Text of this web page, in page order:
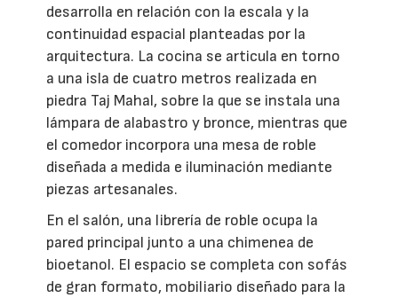
desarrolla en relación con la escala y la
continuidad espacial planteadas por la
arquitectura. La cocina se articula en torno
a una isla de cuatro metros realizada en
piedra Taj Mahal, sobre la que se instala una
lámpara de alabastro y bronce, mientras que
el comedor incorpora una mesa de roble
diseñada a medida e iluminación mediante
piezas artesanales.
En el salón, una librería de roble ocupa la
pared principal junto a una chimenea de
bioetanol. El espacio se completa con sofás
de gran formato, mobiliario diseñado para la